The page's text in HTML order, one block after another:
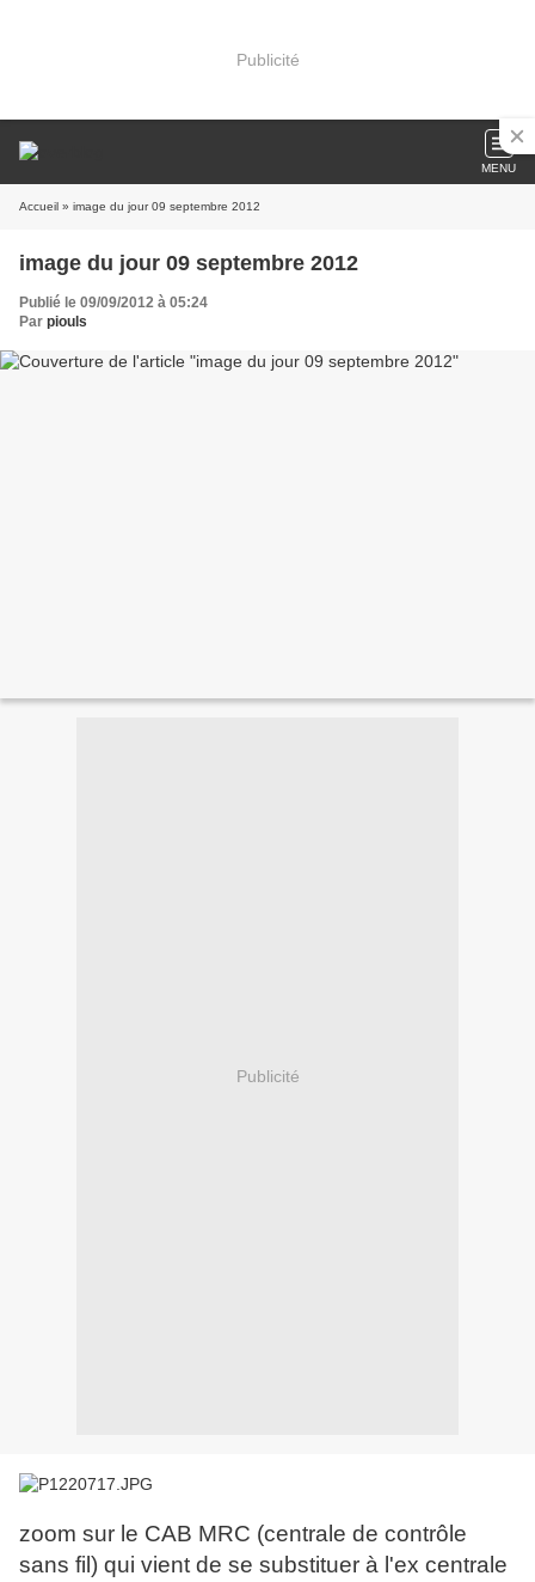
Publicité
MENU
Accueil » image du jour 09 septembre 2012
image du jour 09 septembre 2012
Publié le 09/09/2012 à 05:24
Par piouls
Publicité
zoom sur le CAB MRC (centrale de contrôle
sans fil) qui vient de se substituer à l'ex centrale